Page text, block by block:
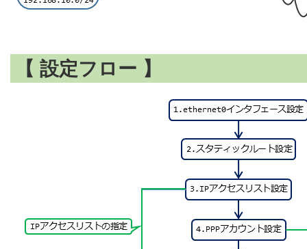
【 設定フロー 】